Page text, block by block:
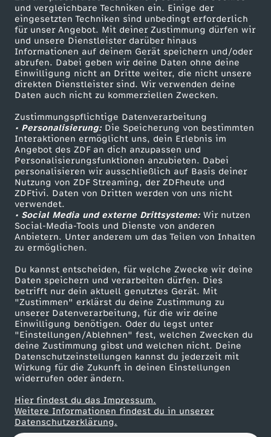
und vergleichbare Techniken ein. Einige der
eingesetzten Techniken sind unbedingt erforderlich
für unser Angebot. Mit deiner Zustimmung dürfen wir
und unsere Dienstleister darüber hinaus
Informationen auf deinem Gerät speichern und/oder
abrufen. Dabei geben wir deine Daten ohne deine
Einwilligung nicht an Dritte weiter, die nicht unsere
direkten Dienstleister sind. Wir verwenden deine
Daten auch nicht zu kommerziellen Zwecken.
Zustimmungspflichtige Datenverarbeitung
• Personalisierung:Die Speicherung von bestimmten
Interaktionen ermöglicht uns, dein Erlebnis im
Angebot des ZDF an dich anzupassen und
Personalisierungsfunktionen anzubieten. Dabei
personalisieren wir ausschließlich auf Basis deiner
Nutzung von ZDF Streaming, der ZDFheute und
ZDFtivi. Daten von Dritten werden von uns nicht
verwendet.
• Social Media und externe Drittsysteme:Wir nutzen
Social-Media-Tools und Dienste von anderen
Anbietern. Unter anderem um das Teilen von Inhalten
zu ermöglichen.
Du kannst entscheiden, für welche Zwecke wir deine
Daten speichern und verarbeiten dürfen. Dies
betrifft nur dein aktuell genutztes Gerät. Mit
"Zustimmen" erklärst du deine Zustimmung zu
unserer Datenverarbeitung, für die wir deine
Einwilligung benötigen. Oder du legst unter
"Einstellungen/Ablehnen" fest, welchen Zwecken du
deine Zustimmung gibst und welchen nicht. Deine
Datenschutzeinstellungen kannst du jederzeit mit
Wirkung für die Zukunft in deinen Einstellungen
widerrufen oder ändern.
Hier findest du das Impressum.
Weitere Informationen findest du in unserer
Datenschutzerklärung.
Mehr ZDF
ZDF-Apps
Smart TV
ZDFtext
Livestreams
Sendungen A-Z
TV-Programm
Service
ZDFmitreden
Kontakt zum ZDF
Tickets
Zuschauerservice
Hilfe
ZDF Unternehmen
Karriere
ZDF goes Schule
Werbefernsehen
Mainzelmännchen
Partner